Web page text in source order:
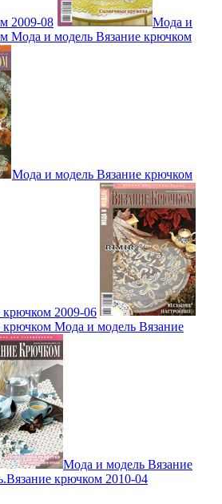
2009-08
Мода и
Мода и модель Вязание крючком
Мода и модель Вязание крючком
2009-06
Мода и модель Вязание
Мода и модель Вязание
крючком 2010-04